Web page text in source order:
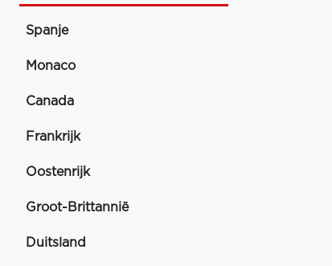
Spanje
Monaco
Canada
Frankrijk
Oostenrijk
Groot-Brittannië
Duitsland